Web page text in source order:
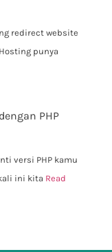
redirect website
punya
PHP
versi PHP kamu
ini kita Read